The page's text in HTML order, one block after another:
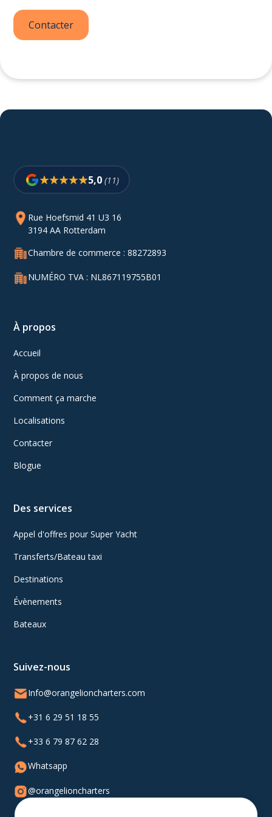
Contacter
5,0 (11)
Rue Hoefsmid 41 U3 16
3194 AA Rotterdam
Chambre de commerce : 88272893
NUMÉRO TVA : NL867119755B01
À propos
Accueil
À propos de nous
Comment ça marche
Localisations
Contacter
Blogue
Des services
Appel d'offres pour Super Yacht
Transferts/Bateau taxi
Destinations
Évènements
Bateaux
Suivez-nous
Info@orangelioncharters.com
+31 6 29 51 18 55
+33 6 79 87 62 28
Whatsapp
@orangelioncharters